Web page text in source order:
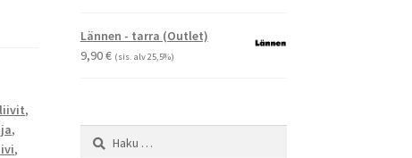
,
,
,
-
Lännen - tarra (Outlet)
9,90€ (sis. alv 25,5%)
Haku: